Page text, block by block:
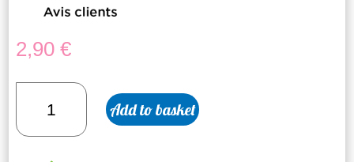
2,90€
protective
Add to basket